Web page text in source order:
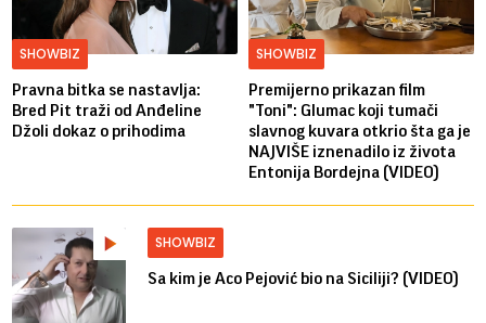
SHOWBIZ
Pravna bitka se nastavlja:
Bred ​​Pit traži od Anđeline
Džoli dokaz o prihodima
SHOWBIZ
Premijerno prikazan film
"Toni": Glumac koji tumači
slavnog kuvara otkrio šta ga je
NAJVIŠE iznenadilo iz života
Entonija Bordejna (VIDEO)
SHOWBIZ
Sa kim je Aco Pejović bio na Siciliji? (VIDEO)